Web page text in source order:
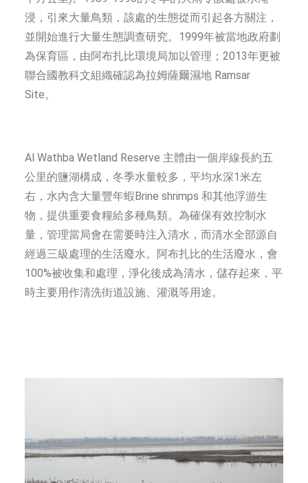
浸，引來大量鳥類，該處的生態從而引起各方關注，
並開始進行大量生態調查研究。1999年被當地政府劃
為保育區，由阿布扎比環境局加以管理；2013年更被
聯合國教科文組織確認為拉姆薩爾濕地 Ramsar
Site。
Al Wathba Wetland Reserve 主體由一個岸線長約五
公里的鹽湖構成，冬季水量較多，平均水深1米左
右，水內含大量豐年蝦Brine shrimps 和其他浮游生
物，提供重要食糧給多種鳥類。為確保有效控制水
量，管理當局會在需要時注入清水，而清水全部源自
經過三級處理的生活廢水。阿布扎比的生活廢水，會
100%被收集和處理，淨化後成為清水，儲存起來，平
時主要用作清洗街道設施、灌溉等用途。